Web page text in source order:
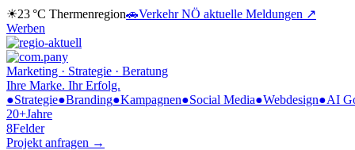
☀23 °C Thermenregion🚗Verkehr NÖ aktuelle Meldungen ↗
Werben
Marketing · Strategie · Beratung
Ihre Marke. Ihr Erfolg.
●Strategie●Branding●Kampagnen●Social Media●Webdesign●AI
20+Jahre
8Felder
Projekt anfragen →